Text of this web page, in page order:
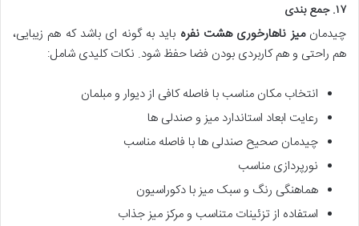
۱۷. جمع بندی
چیدمانمیز ناهارخوری هشت نفره باید به گونه ای باشد که هم زیبایی،
هم راحتی و هم کاربردی بودن فضا حفظ شود. نکات کلیدی شامل:
انتخاب مکان مناسب با فاصله کافی از دیوار و مبلمان
رعایت ابعاد استاندارد میز و صندلی ها
چیدمان صحیح صندلی ها با فاصله مناسب
نورپردازی مناسب
هماهنگی رنگ و سبک میز با دکوراسیون
استفاده از تزئینات متناسب و مرکز میز جذاب